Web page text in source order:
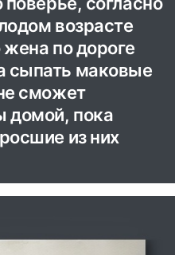
возрасте
по дороге
сыпать маковые
сможет
домой, пока
из них